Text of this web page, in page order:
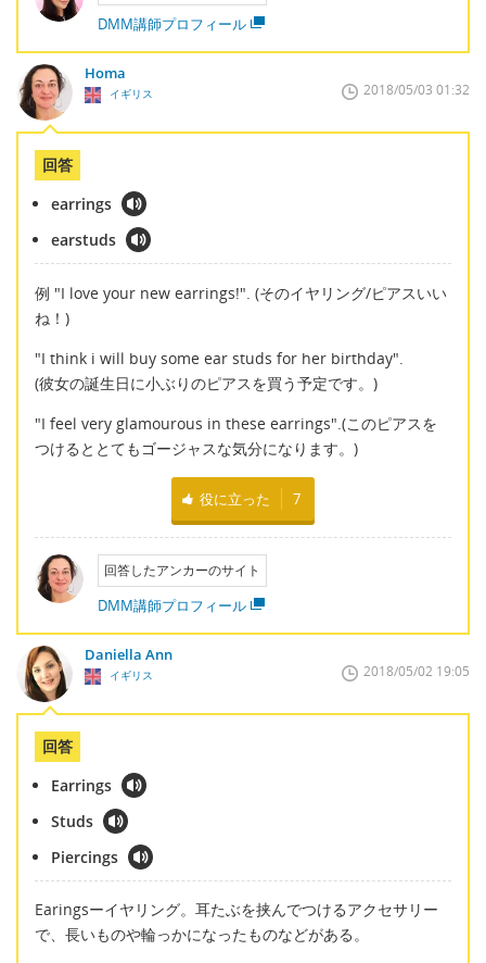
DMM講師プロフィール
Homa
イギリス 2018/05/03 01:32
回答
earrings
earstuds
例 "I love your new earrings!". (そのイヤリング/ピアスいい
ね！)
"I think i will buy some ear studs for her birthday".
(彼女の誕生日に小ぶりのピアスを買う予定です。)
"I feel very glamourous in these earrings".(このピアスを
つけるととてもゴージャスな気分になります。)
役に立った 7
回答したアンカーのサイト
DMM講師プロフィール
Daniella Ann
イギリス 2018/05/02 19:05
回答
Earrings
Studs
Piercings
Earingsーイヤリング。耳たぶを挟んでつけるアクセサリー
で、長いものや輪っかになったものなどがある。